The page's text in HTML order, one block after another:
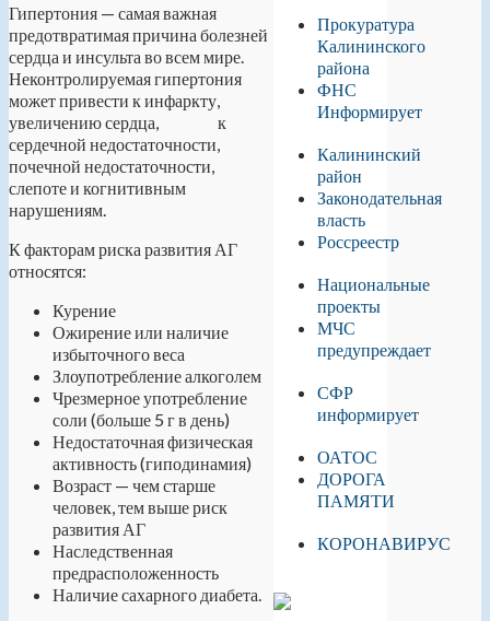
Прокуратура
Калининского
района
ФНС
Информирует
Калининский
район
Законодательная
власть
Россреестр
Национальные
проекты
МЧС
предупреждает
СФР
информирует
ОАТОС
ДОРОГА
ПАМЯТИ
КОРОНАВИРУС
Гипертония — самая важная
предотвратимая причина болезней
сердца и инсульта во всем мире.
Неконтролируемая гипертония
может привести к инфаркту,
увеличению сердца, к
сердечной недостаточности,
почечной недостаточности,
слепоте и когнитивным
нарушениям.
К факторам риска развития АГ
относятся:
Курение
Ожирение или наличие
избыточного веса
Злоупотребление алкоголем
Чрезмерное употребление
соли (больше 5 г в день)
Недостаточная физическая
активность (гиподинамия)
Возраст — чем старше
человек, тем выше риск
развития АГ
Наследственная
предрасположенность
Наличие сахарного диабета.